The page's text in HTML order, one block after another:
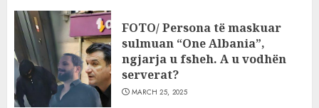
FOTO/ Persona të maskuar
sulmuan “One Albania”,
ngjarja u fsheh. A u vodhën
serverat?
MARCH 25, 2025